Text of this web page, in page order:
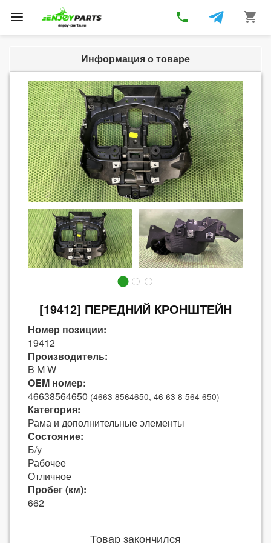
Toggle
navigation
phone shopping_cart
Информация о товаре
[19412] ПЕРЕДНИЙ КРОНШТЕЙН
Номер позиции:
19412
Производитель:
B M W
OEM номер:
46638564650 (4663 8564650, 46 63 8 564 650)
Категория:
Рама и дополнительные элементы
Состояние:
Б/у
Рабочее
Отличное
Пробег (км):
662
Товар закончился